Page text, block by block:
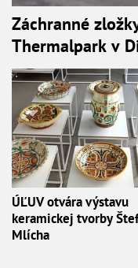
Záchranné
Thermalpark v
ÚĽUV otvára výstavu
keramickej tvorby
Mlícha